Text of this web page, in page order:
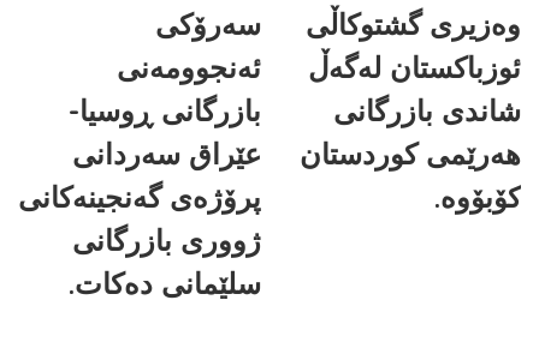
وەزیری گشتوکاڵی
ئوزباکستان لەگەڵ
شاندی بازرگانی
هەرێمی کوردستان
کۆبۆوە.
سەرۆکی
ئەنجوومەنی
بازرگانی ڕوسیا-
عێراق سەردانی
پرۆژەی گەنجینەکانی
ژووری بازرگانی
سلێمانی دەکات.